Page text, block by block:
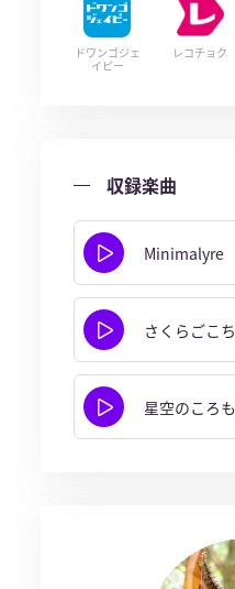
ドワンゴジェ
イピー
レコチョク
収録楽曲
Minimalyre
さくらごこち
星空のころも